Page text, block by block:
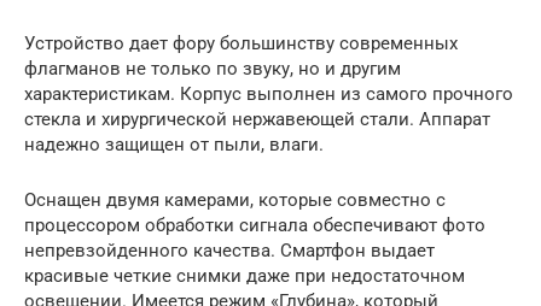
Устройство дает фору большинству современных
флагманов не только по звуку, но и другим
характеристикам. Корпус выполнен из самого прочного
стекла и хирургической нержавеющей стали. Аппарат
надежно защищен от пыли, влаги.
Оснащен двумя камерами, которые совместно с
процессором обработки сигнала обеспечивают фото
непревзойденного качества. Смартфон выдает
красивые четкие снимки даже при недостаточном
освещении. Имеется режим «Глубина», который